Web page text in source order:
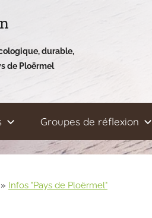
durable,
de Ploërmel
Groupes de réflexion
» Infos "Pays de Ploërmel"